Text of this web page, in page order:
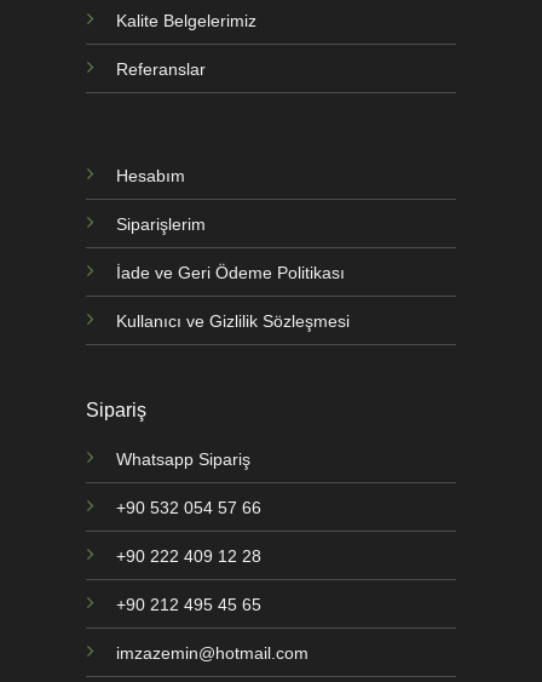
Kalite Belgelerimiz
Referanslar
Hesabım
Siparişlerim
İade ve Geri Ödeme Politikası
Kullanıcı ve Gizlilik Sözleşmesi
Sipariş
Whatsapp Sipariş
+90 532 054 57 66
+90 222 409 12 28
+90 212 495 45 65
imzazemin@hotmail.com